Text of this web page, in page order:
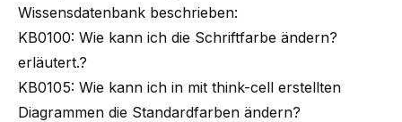
Wissensdatenbank beschrieben:
KB0100: Wie kann ich die Schriftfarbe ändern?
erläutert.?
KB0105: Wie kann ich in mit think-cell erstellten
Diagrammen die Standardfarben ändern?